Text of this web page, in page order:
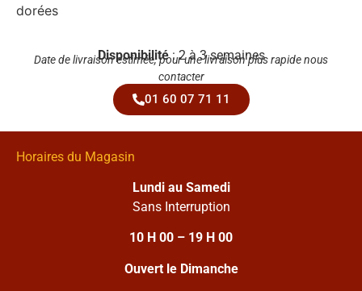
dorées
Disponibilité: 2 à 3 semaines
Date de livraison estimée, pour une livraison plus rapide nous
contacter
01 60 07 71 11
Horaires du Magasin
Lundi au Samedi
Sans Interruption
10 H 00 – 19 H 00
Ouvert le Dimanche